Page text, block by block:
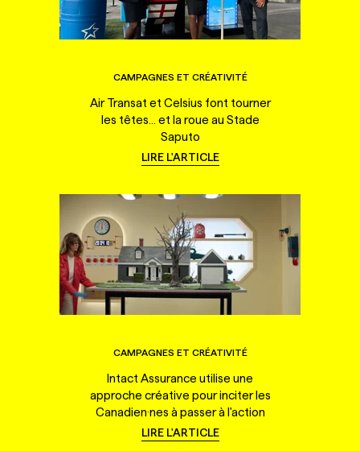
CAMPAGNES ET CRÉATIVITÉ
Air Transat et Celsius font tourner
les têtes... et la roue au Stade
Saputo
LIRE L'ARTICLE
CAMPAGNES ET CRÉATIVITÉ
Intact Assurance utilise une
approche créative pour inciter les
Canadien·nes à passer à l'action
LIRE L'ARTICLE